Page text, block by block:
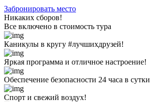
Забронировать место
Никаких сборов!
Все включено в стоимость тура
Каникулы в кругу #лучшихдрузей!
Яркая программа и отличное настроение!
Обеспечение безопасности 24 часа в сутки
Спорт и свежий воздух!